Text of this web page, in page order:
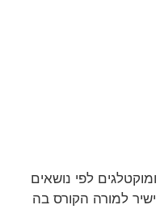
לפי נושאים
ישיר למורה הקורס בה